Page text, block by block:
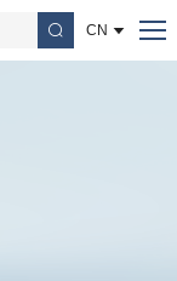
CN